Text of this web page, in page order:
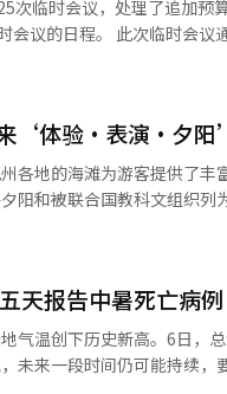
口至康津桂罗交叉口的四车道
海宁建设的绿色融合集群
造成气候与环境领域的研发
的大框架下，国家层面需对该项
机、交通网络扩展、碳中和
与中央政府、国会议员朴
金，以确保地方亟待解决的项
对该事项进行了严肃处理。 朴市长综合考
，决定给予严肃警告，而非
反映出来。 另一方面，朴官烈市长表示：“光州市
中一致反映”，并补充道：
序。”※ 本报道经人工智能
理了追加预算及地区主要议题。 根据市
次一般及特别账户的收入和支出追
要议案。同时，还通过了与地区
行政程序。 社区人士认为，此次临时会议不仅仅
长期发展直接相关的稳定供
才能取得明显成效。 此外，朴相荣议长表示
议案能够顺利推进。”※ 本
‘体验·表演·夕阳
各地的海滩为游客提供了丰
被联合国教科文组织列为世界自
多样的夏季项目。海滩自7
滩涂体验课堂。 在完岛新知名四十里海滩，游
雕展览与体验以及街头表演
天报告中暑死亡病例
气温创下历史新高。6日，
未来一段时间仍可能持续